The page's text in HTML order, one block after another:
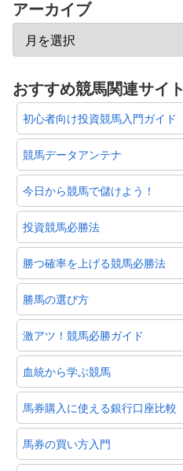
アーカイブ
おすすめ競馬関連サイト
初心者向け投資競馬入門ガイド
競馬データアンテナ
今日から競馬で儲けよう！
投資競馬必勝法
勝つ確率を上げる競馬必勝法
勝馬の選び方
激アツ！競馬必勝ガイド
血統から学ぶ競馬
馬券購入に使える銀行口座比較
馬券の買い方入門